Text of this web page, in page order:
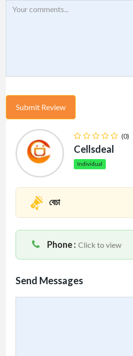
(0)
Cellsdeal
Individual
বেচা
Phone : Click to view
Send Messages